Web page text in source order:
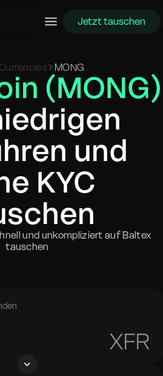
Jetzt tauschen
Currencies MONG
(MONG)
und
KYC
und unkompliziert auf Baltex
tauschen
XFR